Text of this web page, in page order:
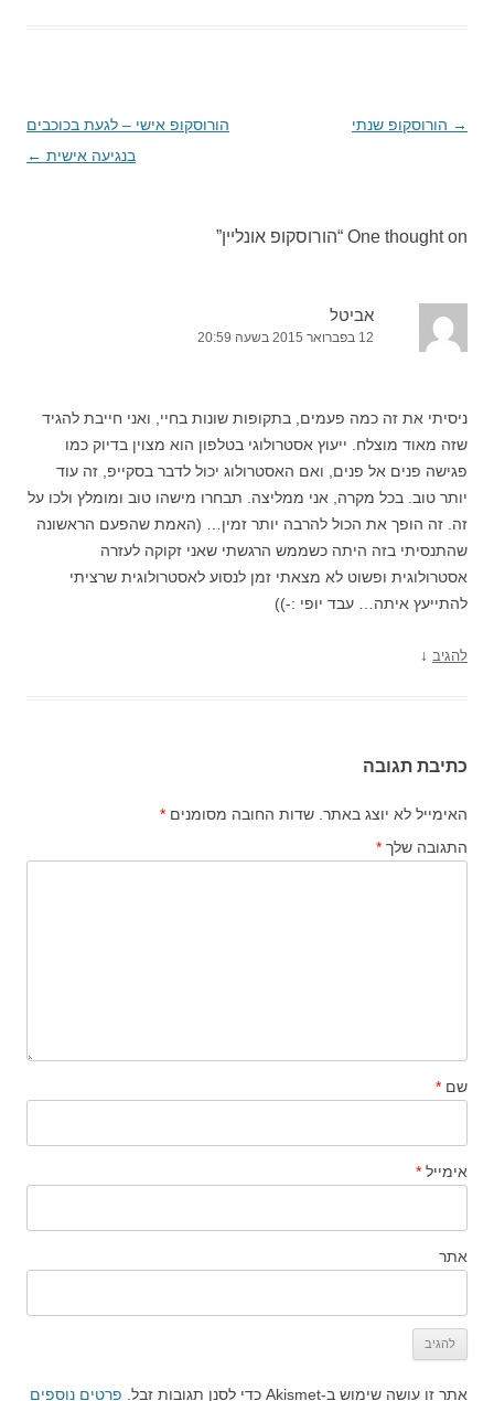
ניווט
→ הורוסקופ שנתי
הורוסקופ אישי – לגעת בכוכבים
בנגיעה אישית ←
One thought on “ הורוסקופ אונליין”
אביטל
12 בפברואר 2015 בשעה 20:59
ניסיתי את זה כמה פעמים, בתקופות שונות בחיי, ואני חייבת להגיד
שזה מאוד מוצלח. ייעוץ אסטרולוגי בטלפון הוא מצוין בדיוק כמו
פגישה פנים אל פנים, ואם האסטרולוג יכול לדבר בסקייפ, זה עוד
יותר טוב. בכל מקרה, אני ממליצה. תבחרו מישהו טוב ומומלץ ולכו על
זה. זה הופך את הכול להרבה יותר זמין… (האמת שהפעם הראשונה
שהתנסיתי בזה היתה כשממש הרגשתי שאני זקוקה לעזרה
אסטרולוגית ופשוט לא מצאתי זמן לנסוע לאסטרולוגית שרציתי
להתייעץ איתה… עבד יופי :-))
להגיב ↓
כתיבת תגובה
האימייל לא יוצג באתר. שדות החובה מסומנים *
התגובה שלך *
שם *
אימייל *
אתר
אתר זו עושה שימוש ב-Akismet כדי לסנן תגובות זבל.
פרטים נוספים